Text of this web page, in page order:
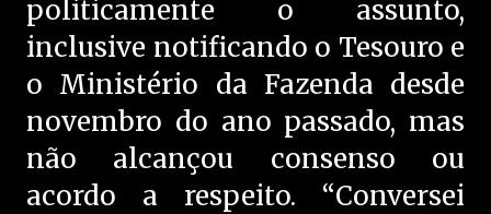
politicamente o assunto,
inclusive notificando o Tesouro e
o Ministério da Fazenda desde
novembro do ano passado, mas
não alcançou consenso ou
acordo a respeito. “Conversei